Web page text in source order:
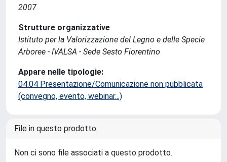
2007
Strutture organizzative
Istituto per la Valorizzazione del Legno e delle Specie
Arboree - IVALSA - Sede Sesto Fiorentino
Appare nelle tipologie:
04.04 Presentazione/Comunicazione non pubblicata
(convegno, evento, webinar...)
File in questo prodotto:
Non ci sono file associati a questo prodotto.